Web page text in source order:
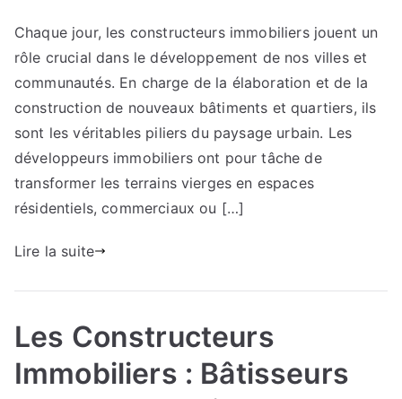
Constructeurs
Immobiliers
:
Piliers
de
Communautés
Chaque jour, les constructeurs immobiliers jouent un
rôle crucial dans le développement de nos villes et
communautés. En charge de la élaboration et de la
construction de nouveaux bâtiments et quartiers, ils
sont les véritables piliers du paysage urbain. Les
développeurs immobiliers ont pour tâche de
transformer les terrains vierges en espaces
résidentiels, commerciaux ou […]
Lire la suite
Les Constructeurs
Immobiliers : Bâtisseurs